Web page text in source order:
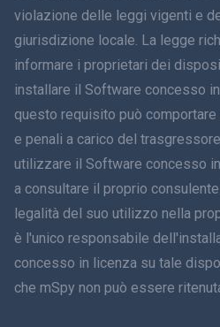
Dansk
हिंदी
עברית
Română
Ελληνικά
violazione delle leggi vigenti e
giurisdizione locale. La legge
informare i proprietari dei
installare il Software concesso
questo requisito può
e penali a carico del
utilizzare il Software concesso
a consultare il proprio
legalità del suo utilizzo nella
è l'unico responsabile
concesso in licenza su tale
che mSpy non può essere